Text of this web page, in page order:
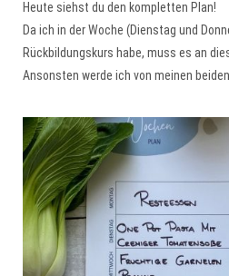
Heute siehst du den kompletten Plan!
Da ich in der Woche (Dienstag und
Rückbildungskurs habe, muss es an
Ansonsten werde ich von meinen